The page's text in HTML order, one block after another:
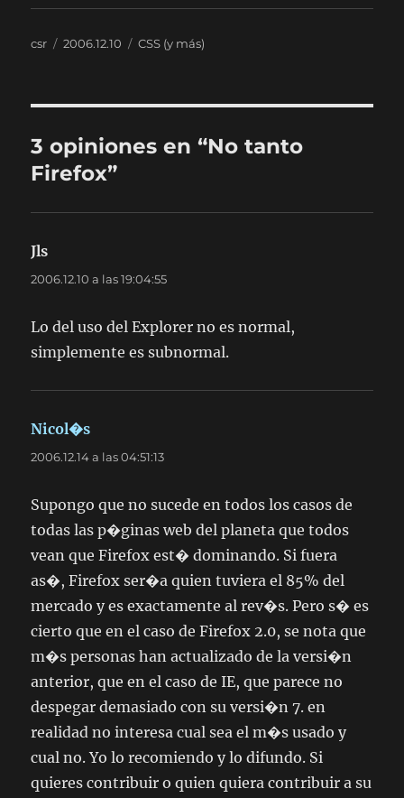
Autor
csr
Publicado
2006.12.10 Categorías
CSS (y más)
3 opiniones en “No tanto
Firefox”
Jls
2006.12.10 a las 19:04:55
Lo del uso del Explorer no es normal,
simplemente es subnormal.
Nicol�s
2006.12.14 a las 04:51:13
Supongo que no sucede en todos los casos de
todas las p�ginas web del planeta que todos
vean que Firefox est� dominando. Si fuera
as�, Firefox ser�a quien tuviera el 85% del
mercado y es exactamente al rev�s. Pero s� es
cierto que en el caso de Firefox 2.0, se nota que
m�s personas han actualizado de la versi�n
anterior, que en el caso de IE, que parece no
despegar demasiado con su versi�n 7. en
realidad no interesa cual sea el m�s usado y
cual no. Yo lo recomiendo y lo difundo. Si
quieres contribuir o quien quiera contribuir a su